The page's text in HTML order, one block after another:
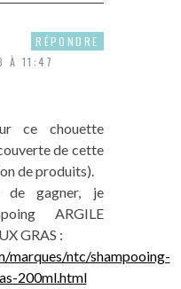
À 11:47
ce chouette
de cette
de produits).
de gagner, je
ARGILE
GRAS :
marques/ntc/shampooing-
200ml.html
RÉPONDRE